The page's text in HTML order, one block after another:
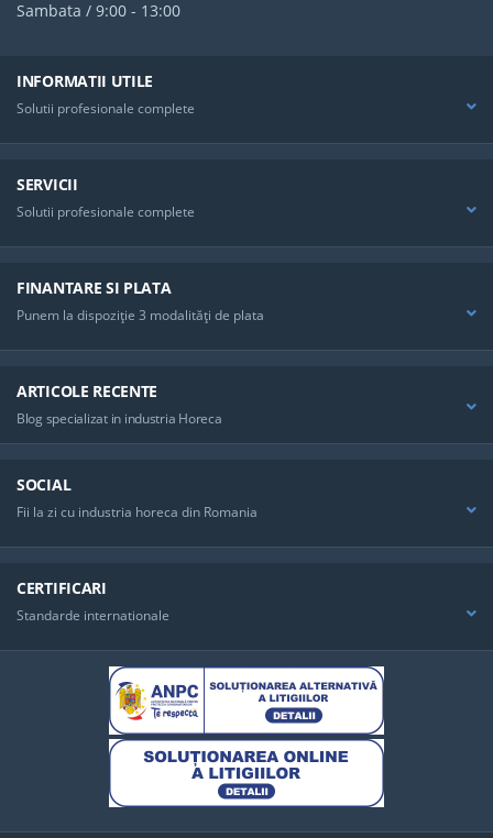
Sambata / 9:00 - 13:00
INFORMATII UTILE
Solutii profesionale complete
SERVICII
Solutii profesionale complete
FINANTARE SI PLATA
Punem la dispoziţie 3 modalităţi de plata
ARTICOLE RECENTE
Blog specializat in industria Horeca
SOCIAL
Fii la zi cu industria horeca din Romania
CERTIFICARI
Standarde internationale